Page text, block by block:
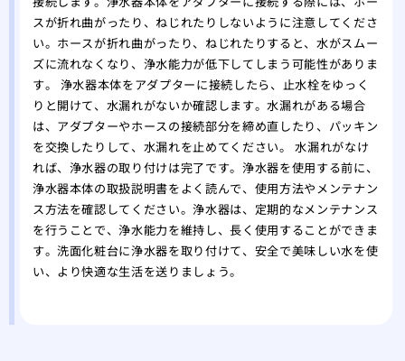
スが折れ曲がったり、ねじれたりしないように注意してくださ
い。ホースが折れ曲がったり、ねじれたりすると、水がスムー
ズに流れなくなり、浄水能力が低下してしまう可能性がありま
す。 浄水器本体をアダプターに接続したら、止水栓をゆっく
りと開けて、水漏れがないか確認します。水漏れがある場合
は、アダプターやホースの接続部分を締め直したり、パッキン
を交換したりして、水漏れを止めてください。 水漏れがなけ
れば、浄水器の取り付けは完了です。浄水器を使用する前に、
浄水器本体の取扱説明書をよく読んで、使用方法やメンテナン
ス方法を確認してください。浄水器は、定期的なメンテナンス
を行うことで、浄水能力を維持し、長く使用することができま
す。洗面化粧台に浄水器を取り付けて、安全で美味しい水を使
い、より快適な生活を送りましょう。